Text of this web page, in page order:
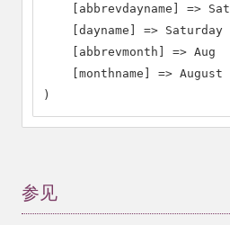
    [abbrevdayname] => Sat
    [dayname] => Saturday
    [abbrevmonth] => Aug
    [monthname] => August
)
参见